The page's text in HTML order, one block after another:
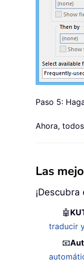
Paso 5:
Ahora,
Las
🤖
traducir
📧